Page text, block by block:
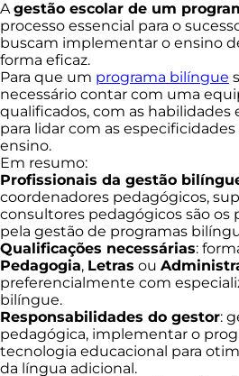
Agestão escolar de um
processo essencial para o
buscam implementar o ensino
forma eficaz.
Para que um programa bilíngue
necessário contar com uma
qualificados, com as habilidades
para lidar com as
ensino.
Em resumo:
Profissionais da gestão
coordenadores pedagógicos,
consultores pedagógicos são os
pela gestão de programas
Qualificações necessárias:
Pedagogia, Letras ou
preferencialmente com
bilíngue.
Responsabilidades do gestor:
pedagógica, implementar o
tecnologia educacional para
da língua adicional.